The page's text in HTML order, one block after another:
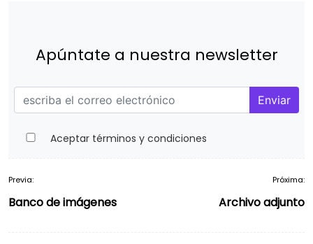
Apúntate a nuestra newsletter
Enviar
Aceptar términos y condiciones
Navegación
Previa:
Banco de imágenes
Próxima:
Archivo adjunto